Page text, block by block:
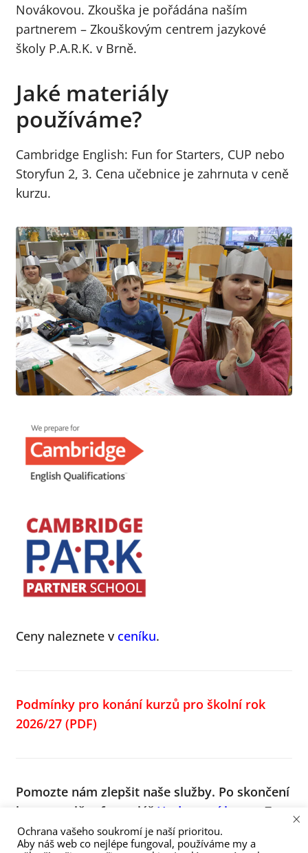
Novákovou. Zkouška je pořádána naším
partnerem – Zkouškovým centrem jazykové
školy P.A.R.K. v Brně.
Jaké materiály
používáme?
Cambridge English: Fun for Starters, CUP nebo
Storyfun 2, 3. Cena učebnice je zahrnuta v ceně
kurzu.
Ceny naleznete v ceníku.
Podmínky pro konání kurzů pro školní rok
2026/27(PDF)
Pomozte nám zlepšit naše služby. Po skončení
kurzu vyplňte formulář Hodnocení kurzu
. Za
vyplnění moc děkujeme, díky Vám budeme
Ochrana vašeho soukromí je naší prioritou.
Aby náš web co nejlépe fungoval, používáme my a
×